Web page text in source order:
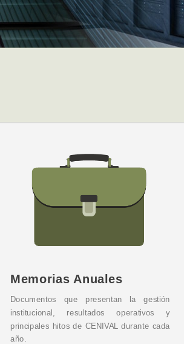
Memorias Anuales
Documentos que presentan la gestión
institucional, resultados operativos y
principales hitos de CENIVAL durante cada
año.